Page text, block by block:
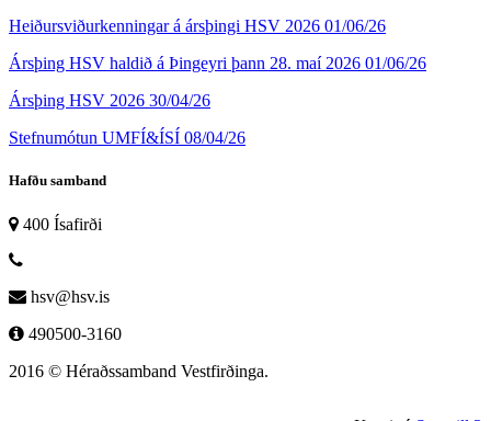
Heiðursviðurkenningar á ársþingi HSV 2026 01/06/26
Ársþing HSV haldið á Þingeyri þann 28. maí 2026 01/06/26
Ársþing HSV 2026 30/04/26
Stefnumótun UMFÍ&ÍSÍ 08/04/26
Hafðu samband
400 Ísafirði
hsv@hsv.is
490500-3160
2016 © Héraðssamband Vestfirðinga.